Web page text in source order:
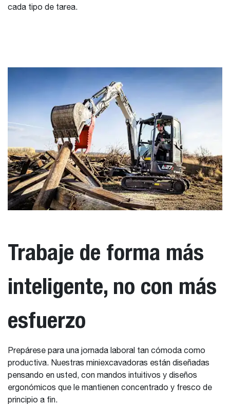
cada tipo de tarea.
Trabaje de forma más
inteligente, no con más
esfuerzo
Prepárese para una jornada laboral tan cómoda como
productiva. Nuestras miniexcavadoras están diseñadas
pensando en usted, con mandos intuitivos y diseños
ergonómicos que le mantienen concentrado y fresco de
principio a fin.